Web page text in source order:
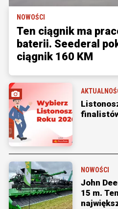
NOWOŚCI
Ten ciągnik ma
baterii. Seederal
ciągnik 160 KM
NOWOŚCI
John
15 m.